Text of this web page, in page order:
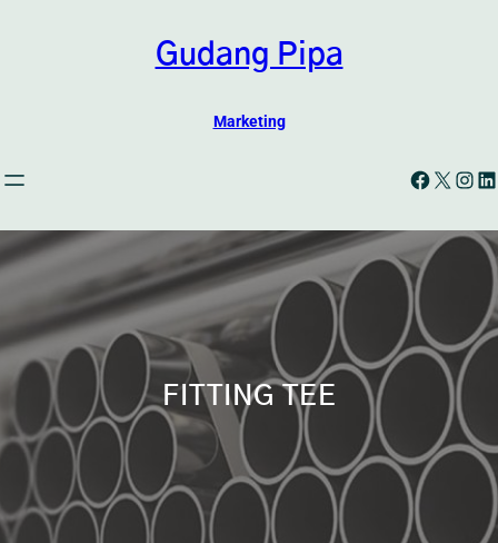
Gudang Pipa
Marketing
Facebook X InstagramLinkedIn
FITTING TEE